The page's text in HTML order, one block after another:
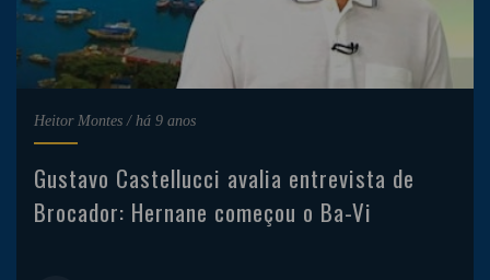
Heitor Montes / há 9 anos
Gustavo Castellucci avalia entrevista de
Brocador: Hernane começou o Ba-Vi